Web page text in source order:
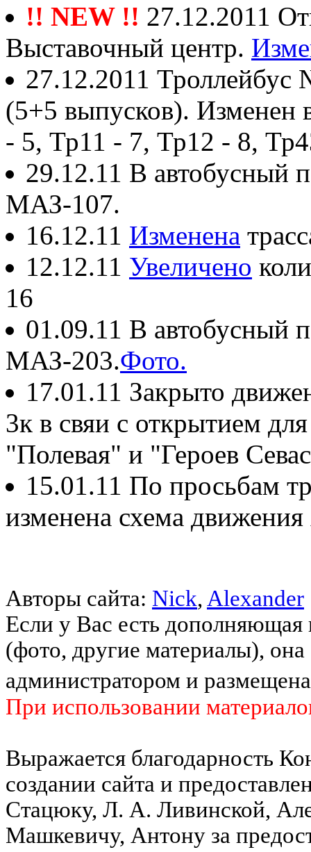
!! NEW !! 27.12.2011
Выставочный центр.
27.12.2011 Троллейбус
(5+5 выпусков).
- 5, Тр11 - 7, Тр12 - 8,
29.12.11 В автобусный
МАЗ-107.
16.12.11 Изменена
12.12.11 Увеличено
16
01.09.11 В автобусный
МАЗ-203.Фото.
17.01.11 Закрыто
3к в свяи с открытием
"Полевая" и "Героев
15.01.11 По просьбам
изменена схема
Авторы сайта: Nick, Alexander
Если у Вас есть дополняющая
(фото, другие материалы),
администратором и
При использовании
Выражается благодарность
создании сайта и
Стацюку, Л. А. Ливинской,
Машкевичу, Антону за